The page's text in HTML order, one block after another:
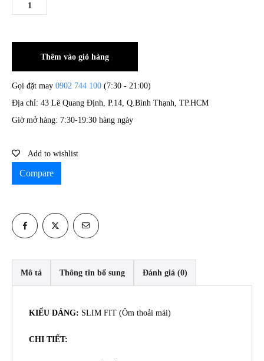
Thêm vào giỏ hàng
Gọi đặt may 0902 744 100 (7:30 - 21:00)
Địa chỉ: 43 Lê Quang Định, P.14, Q.Bình Thạnh, TP.HCM
Giờ mở hàng: 7:30-19:30 hàng ngày
Add to wishlist
Compare
Mô tả Thông tin bổ sung Đánh giá (0)
KIỂU DÁNG: SLIM FIT (Ôm thoải mái)
CHI TIẾT: